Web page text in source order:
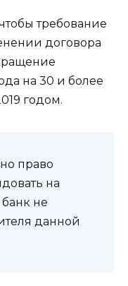
требование
договора
на 30 и более
годом.
право
на
не
данной